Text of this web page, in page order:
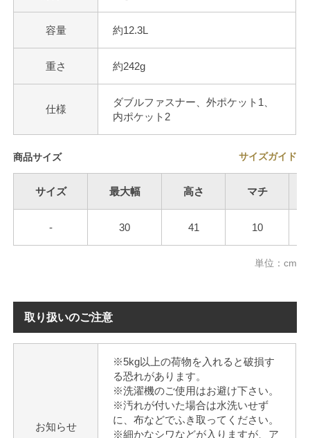
容量 約12.3L
重さ 約242g
仕様
ダブルファスナー、外ポケット1、
内ポケット2
商品サイズ サイズガイド
サイズ 最大幅 高さ マチ
- 30 41 10
単位：cm
取り扱いのご注意
お知らせ
※5kg以上の荷物を入れると破損す
る恐れがあります。
※洗濯機のご使用はお避け下さい。
※汚れが付いた場合は水洗いせず
に、布などでふき取ってください。
※細かなシワなどが入りますが、ア